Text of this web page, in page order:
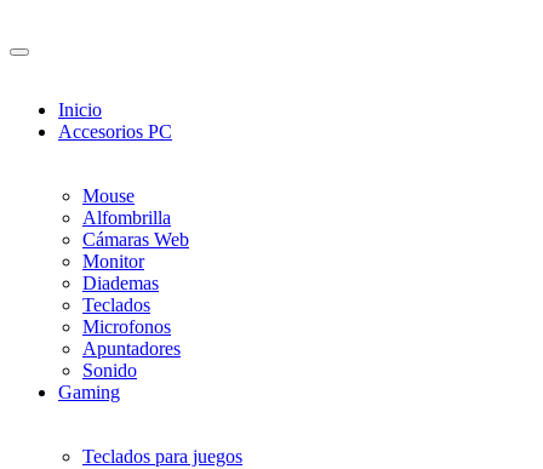
Inicio
Accesorios PC
Mouse
Alfombrilla
Cámaras Web
Monitor
Diademas
Teclados
Microfonos
Apuntadores
Sonido
Gaming
Teclados para juegos